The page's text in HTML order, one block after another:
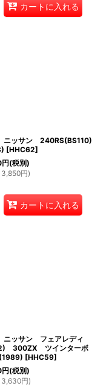
カートに入れる
ッサン 240RS(BS110)
[HHC62]
円(税別)
3,850円)
カートに入れる
ッサン フェアレディ
300ZX ツインターボ
[HHC59]
円(税別)
3,630円)